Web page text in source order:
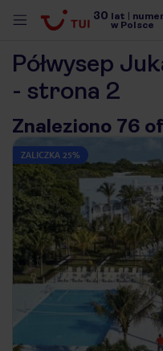
30 lat
w Polsce
Półwysep
- strona 2
Znaleziono 76
ZALICZKA 25%